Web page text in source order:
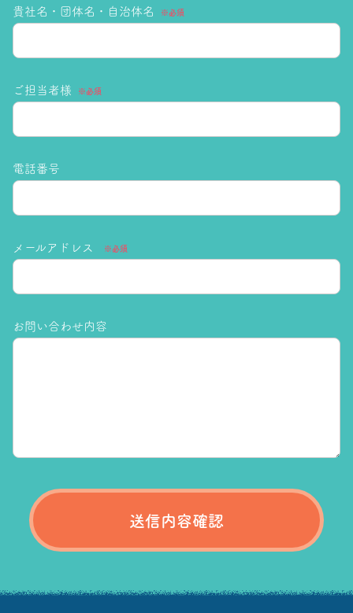
貴社名・団体名・自治体名 ※必須
ご担当者様 ※必須
電話番号
メールアドレス ※必須
お問い合わせ内容